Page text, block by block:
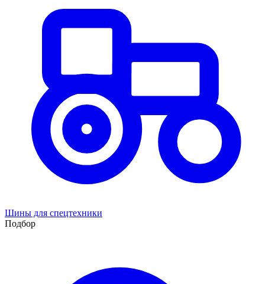
Шины для спецтехники
Подбор